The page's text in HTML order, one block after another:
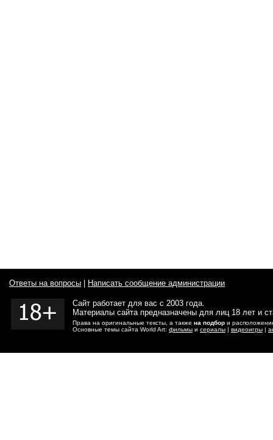
Ответы на вопросы Написать сообщение администрации
Сайт работает для вас с 2003 года.
Материалы сайта предназначены для лиц 18 лет и
Права на оригинальные тексты, а также на подбор и
Основные темы сайта World Art: фильмы и сериалы | видеоигры |